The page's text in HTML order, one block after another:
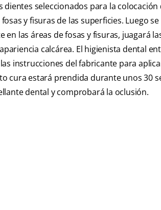
dientes seleccionados para la
y fisuras de las superficies. Luego
en las áreas de fosas y fisuras, juagará
calcárea. El higienista dental
instrucciones del fabricante para
cura estará prendida durante unos 30
dental y comprobará la oclusión.